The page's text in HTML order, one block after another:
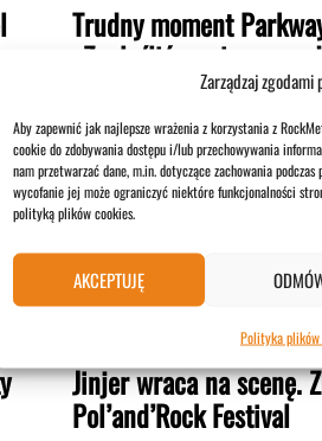
Zarządzaj zgodami
Aby zapewnić jak najlepsze wrażenia z korzystania z
cookie do zdobywania dostępu i/lub przechowywania
nam przetwarzać dane, m.in. dotyczące zachowania
wycofanie jej może ograniczyć niektóre funkcjonalności
polityką plików cookies.
AKCEPTUJĘ
Polityka plików
Trudny moment
„Znaleźliśmy się na
„Jesteśmy tu, by trwać” –
ostatnio zaniepokoił fanów
oświadczeniem zdradzającym
25 maja 2022
Jinjer wraca na scenę.
Pol’and’Rock Festival